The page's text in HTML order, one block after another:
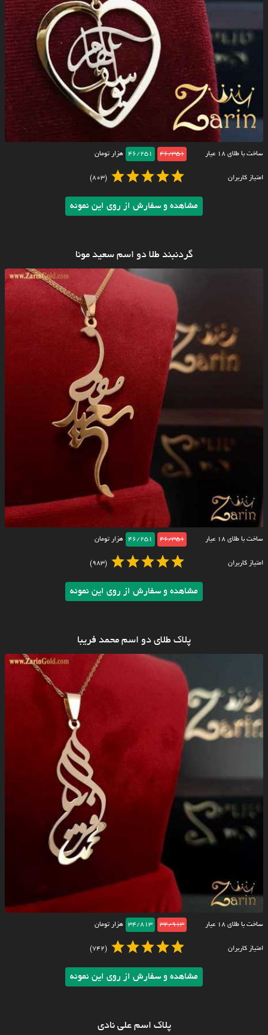
ساخت با طلای ۱۸ عیار 46/351
46/251 هزار تومان
امتیاز کاربران (803)
مشاهده و سفارش از روی این نمونه
گردنبند طلا دو اسم سعید مونا
ساخت با طلای ۱۸ عیار 46/351
46/251 هزار تومان
امتیاز کاربران (983)
مشاهده و سفارش از روی این نمونه
پلاک طلای دو اسم محمد فریبا
ساخت با طلای ۱۸ عیار 34/913
34/813 هزار تومان
امتیاز کاربران (742)
مشاهده و سفارش از روی این نمونه
پلاک اسم علی نادی